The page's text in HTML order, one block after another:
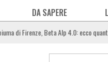
DA SAPERE
di Firenze, Beta Alp 4.0: ecco